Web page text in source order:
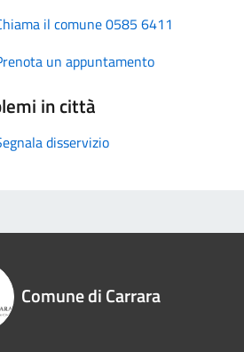
il comune 0585 6411
un appuntamento
in città
disservizio
Comune di Carrara